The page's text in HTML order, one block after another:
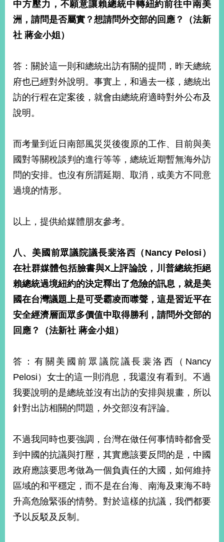
中方壓力，不願意讓賴總統中轉紐約前往中南美
洲，請問是否屬實？想請問外交部的回應？（法新
社 蔣金小姐）
答：關於這一則和總統出訪有關的提問，昨天總統
府也已經對外說明。事實上，和過去一樣，總統出
訪的行程在定案後，就會由總統府適時對外公布及
說明。
而考量到近日南部風災災後復原的工作、目前與美
國對等關稅談判的進行等等，總統近期暫無海外訪
問的安排。也沒有所謂延期、取消，或美方不同意
過境的情形。
以上，提供給媒體朋友參考。
八、美國前眾議院議長裴洛西（ Nancy Pelosi ）
在社群媒體包括臉書與X上評論說，川普總統拒絕
賴總統過境紐約的決定釋出了危險的訊息，就是美
國在台灣議題上是可受霸凌而噤聲，這是習近平在
安全經濟層面眾多價值中取得勝利，請問外交部的
回應？（法新社 蔣金小姐）
答：有關美國前眾議院議長裴洛西（Nancy
Pelosi）女士的這一則消息，我還沒有看到。不過
我要說明的是總統並沒有出訪的安排與規畫，所以
針對出訪相關的問題，外交部沒有評論。
不過我同時也要強調，台灣在做任何事情時都會受
到中國的抗議與打壓，其實應該要反問的是，中國
政府應該要思考做為一個負責任的大國，如何維持
區域的和平穩定，而不是在台海、南海及東海不時
升高危險緊張的情勢。對於這樣的抗議，我們都要
予以反駁及反制。